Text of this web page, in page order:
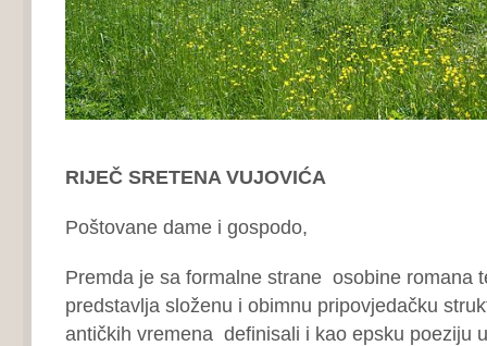
RIJEČ SRETENA VUJOVIĆA
Poštovane dame i gospodo,
Premda je sa formalne strane osobine romana
predstavlja složenu i obimnu pripovjedačku
antičkih vremena definisali i kao epsku poeziju